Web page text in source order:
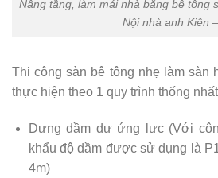
Nâng tầng, làm mái nhà bằng bê tông
Nội nhà anh Kiên
Thi công sàn bê tông nhẹ làm sàn
thực hiện theo 1 quy trình thống
Dựng dầm dự ứng lực (Với
khẩu độ dầm được sử dụng là
4m)